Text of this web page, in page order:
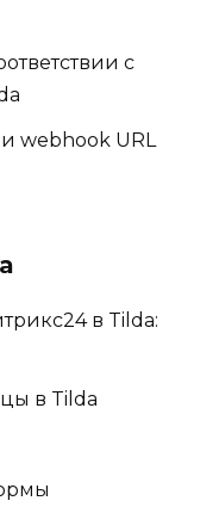
с
webhook URL
в Tilda:
в Tilda